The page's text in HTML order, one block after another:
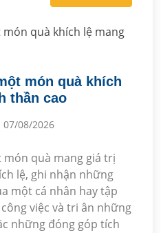
món quà khích
thần cao
07/08/2026
quà mang giá trị
lệ, ghi nhận những
một cá nhân hay tập
việc và tri ân những
những đóng góp tích